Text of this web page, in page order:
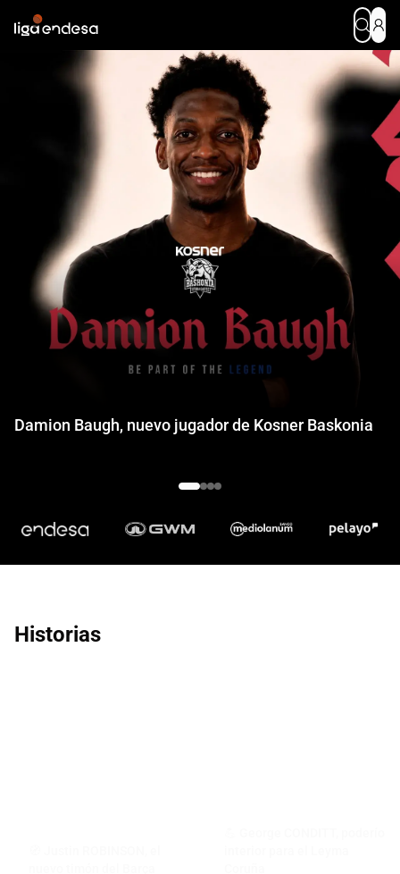
Damion Baugh, nuevo jugador de Kosner Baskonia
Historias